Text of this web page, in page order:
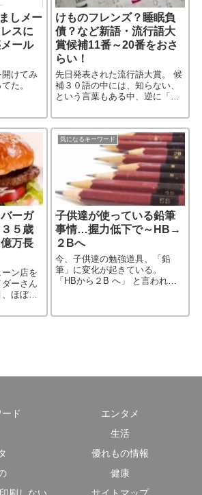
しメー
スに
ール
けてみ
た。
けものフレンズ？睡眠負
債？など新語・流行語大
賞候補11番～20番をおさ
らい！
先日発表された流行語大賞。 候
補３０語の中には、知らない、
という言葉もある中、逆に「こ
も、TVなどで紹介されている
が…。
ーガ
５歳
万長
ン店を
ーさん
ほぼ１
リオネ
気になるキーワード
子供達が使っている鉛筆
事情…握力低下で～HB→
２Bへ
今、子供達の勉強道具、「鉛
筆」に変化が起きている。
「HBから２B へ」 と言われて
さ」だ。 そしてそれはどうや
ド
エンタメ
生活
優れもの情報
健康
刷しない
サイトマップ